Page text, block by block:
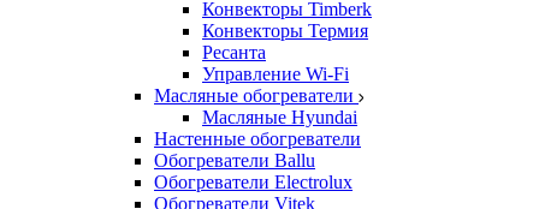
Конвекторы Timberk
Конвекторы Термия
Ресанта
Управление Wi-Fi
Масляные обогреватели
Масляные Hyundai
Настенные обогреватели
Обогреватели Ballu
Обогреватели Electrolux
Обогреватели Vitek